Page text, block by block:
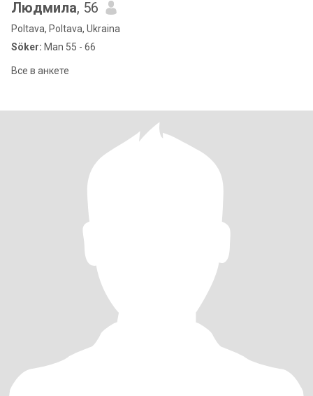
Людмила, 56
Poltava, Poltava, Ukraina
Söker: Man 55 - 66
Все в анкете